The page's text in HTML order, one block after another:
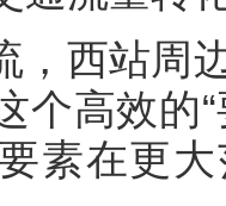
，西站周
个高效的
素在更